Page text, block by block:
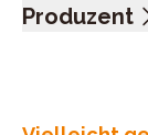
Front Asteiche
Produzent
UID